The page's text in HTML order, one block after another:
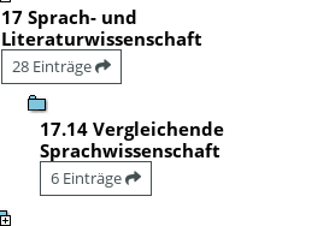
17 Sprach- und
Literaturwissenschaft
28 Einträge
17.14 Vergleichende
Sprachwissenschaft
6 Einträge